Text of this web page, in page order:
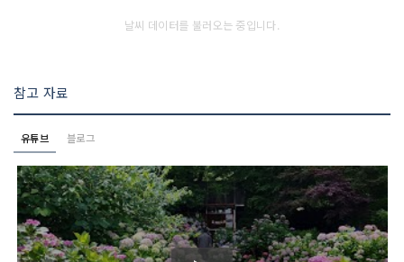
날씨 데이터를 불러오는 중입니다.
참고 자료
유튜브 블로그